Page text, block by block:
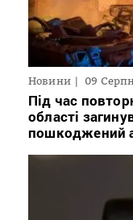
Новини 09
Під час
області
пошкоджений